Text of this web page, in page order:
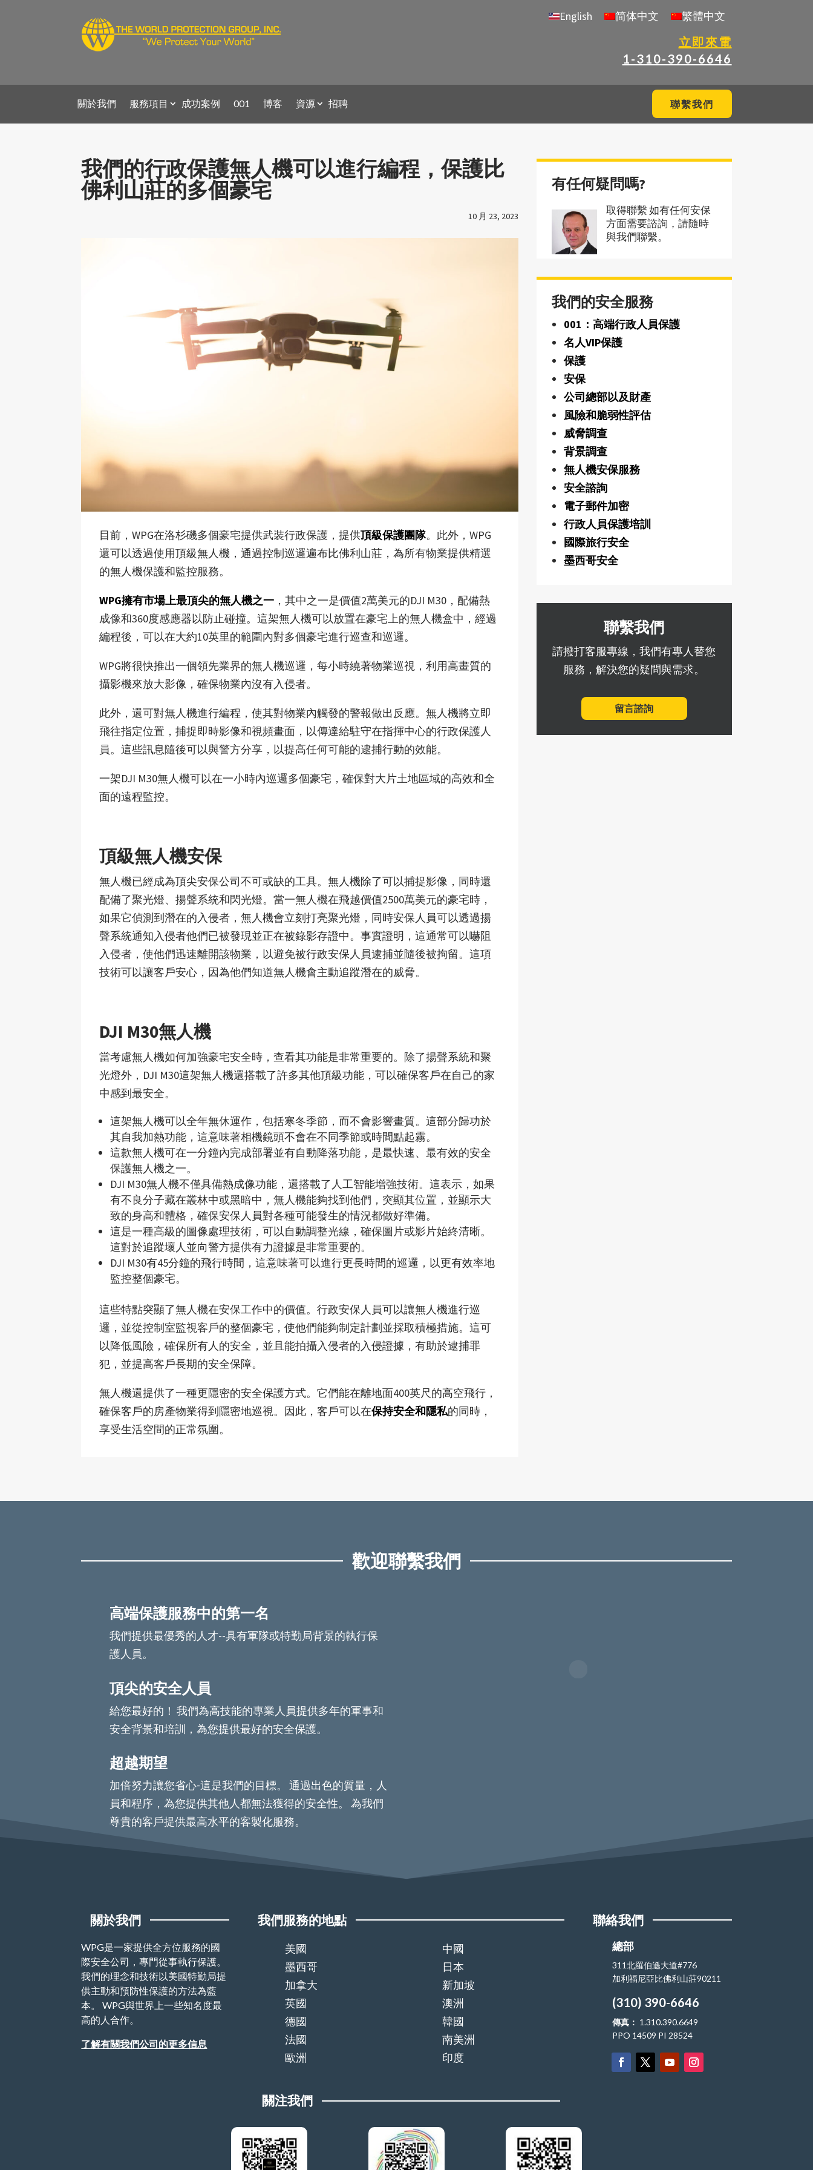
English 简体中文 繁體中文
立即來電
1-310-390-6646
關於我們 服務項目 成功案例 001 博客 資源 招聘 聯繫我們
我們的行政保護無人機可以進行編程，保護比
佛利山莊的多個豪宅
10 月 23, 2023
目前，WPG在洛杉磯多個豪宅提供武裝行政保護，提供頂級保護團隊。此外，WPG
還可以透過使用頂級無人機，通過控制巡邏遍布比佛利山莊，為所有物業提供精選
的無人機保護和監控服務。
WPG擁有市場上最頂尖的無人機之一 ，其中之一是價值2萬美元的DJI M30，配備熱
成像和360度感應器以防止碰撞。這架無人機可以放置在豪宅上的無人機盒中，經過
編程後，可以在大約10英里的範圍內對多個豪宅進行巡查和巡邏。
WPG將很快推出一個領先業界的無人機巡邏，每小時繞著物業巡視，利用高畫質的
攝影機來放大影像，確保物業內沒有入侵者。
此外，還可對無人機進行編程，使其對物業內觸發的警報做出反應。無人機將立即
飛往指定位置，捕捉即時影像和視頻畫面，以傳達給駐守在指揮中心的行政保護人
員。這些訊息隨後可以與警方分享，以提高任何可能的逮捕行動的效能。
一架DJI M30無人機可以在一小時內巡邏多個豪宅，確保對大片土地區域的高效和全
面的遠程監控。
頂級無人機安保
無人機已經成為頂尖安保公司不可或缺的工具。無人機除了可以捕捉影像，同時還
配備了聚光燈、揚聲系統和閃光燈。當一無人機在飛越價值2500萬美元的豪宅時，
如果它偵測到潛在的入侵者，無人機會立刻打亮聚光燈，同時安保人員可以透過揚
聲系統通知入侵者他們已被發現並正在被錄影存證中。事實證明，這通常可以嚇阻
入侵者，使他們迅速離開該物業，以避免被行政安保人員逮捕並隨後被拘留。這項
技術可以讓客戶安心，因為他們知道無人機會主動追蹤潛在的威脅。
DJI M30無人機
當考慮無人機如何加強豪宅安全時，查看其功能是非常重要的。除了揚聲系統和聚
光燈外，DJI M30這架無人機還搭載了許多其他頂級功能，可以確保客戶在自己的家
中感到最安全。
這架無人機可以全年無休運作，包括寒冬季節，而不會影響畫質。這部分歸功於
其自我加熱功能，這意味著相機鏡頭不會在不同季節或時間點起霧。
這款無人機可在一分鐘內完成部署並有自動降落功能，是最快速、最有效的安全
保護無人機之一。
DJI M30無人機不僅具備熱成像功能，還搭載了人工智能增強技術。這表示，如果
有不良分子藏在叢林中或黑暗中，無人機能夠找到他們，突顯其位置，並顯示大
致的身高和體格，確保安保人員對各種可能發生的情況都做好準備。
這是一種高級的圖像處理技術，可以自動調整光線，確保圖片或影片始終清晰。
這對於追蹤壞人並向警方提供有力證據是非常重要的。
DJI M30有45分鐘的飛行時間，這意味著可以進行更長時間的巡邏，以更有效率地
監控整個豪宅。
這些特點突顯了無人機在安保工作中的價值。行政安保人員可以讓無人機進行巡
邏，並從控制室監視客戶的整個豪宅，使他們能夠制定計劃並採取積極措施。這可
以降低風險，確保所有人的安全，並且能拍攝入侵者的入侵證據，有助於逮捕罪
犯，並提高客戶長期的安全保障。
無人機還提供了一種更隱密的安全保護方式。它們能在離地面400英尺的高空飛行，
確保客戶的房產物業得到隱密地巡視。因此，客戶可以在保持安全和隱私的同時，
享受生活空間的正常氛圍。
有任何疑問嗎?
取得聯繫 如有任何安保
方面需要諮詢，請隨時
與我們聯繫。
我們的安全服務
001：高端行政人員保護
名人VIP保護
保護
安保
公司總部以及財產
風險和脆弱性評估
威脅調查
背景調查
無人機安保服務
安全諮詢
電子郵件加密
行政人員保護培訓
國際旅行安全
墨西哥安全
聯繫我們
請撥打客服專線，我們有專人替您
服務，解決您的疑問與需求。
留言諮詢
歡迎聯繫我們
高端保護服務中的第一名
我們提供最優秀的人才--具有軍隊或特勤局背景的執行保
護人員。
頂尖的安全人員
給您最好的！ 我們為高技能的專業人員提供多年的軍事和
安全背景和培訓，為您提供最好的安全保護。
超越期望
加倍努力讓您省心-這是我們的目標。 通過出色的質量，人
員和程序，為您提供其他人都無法獲得的安全性。 為我們
尊貴的客戶提供最高水平的客製化服務。
關於我們
WPG是一家提供全方位服務的國
際安全公司，專門從事執行保護。
我們的理念和技術以美國特勤局提
供主動和預防性保護的方法為藍
本。 WPG與世界上一些知名度最
高的人合作。
了解有關我們公司的更多信息
我們服務的地點
美國
中國
墨西哥
日本
加拿大
新加坡
英國
澳洲
德國
韓國
法國
南美洲
歐洲
印度
聯絡我們
總部
311北羅伯遜大道#776
加利福尼亞比佛利山莊90211
(310) 390-6646
傳真： 1.310.390.6649
PPO 14509 PI 28524
關注我們